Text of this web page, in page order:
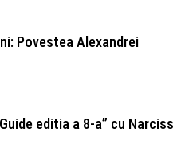
Povestea Alexandrei
editia a 8-a” cu Narciss